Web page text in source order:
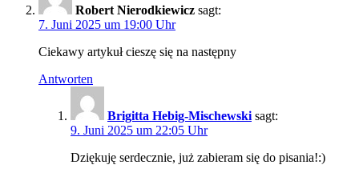
Robert Nierodkiewicz sagt:
7. Juni 2025 um 19:00 Uhr
Ciekawy artykuł cieszę się na następny
Antworten
Brigitta Hebig-Mischewski sagt:
9. Juni 2025 um 22:05 Uhr
Dziękuję serdecznie, już zabieram się do pisania!:)